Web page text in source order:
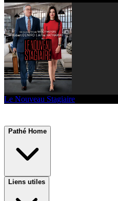
Le Nouveau Stagiaire
Pathé Home
Liens utiles